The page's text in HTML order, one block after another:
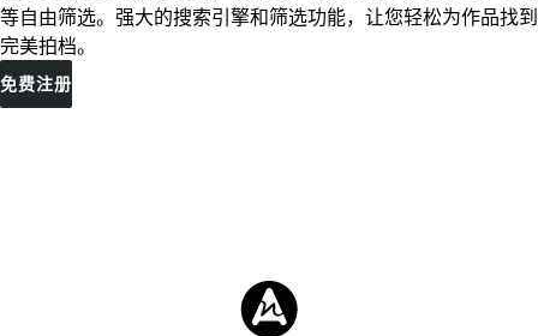
等自由筛选。强大的搜索引擎和筛选功能，让您轻松为作品找到
完美拍档。
免费注册